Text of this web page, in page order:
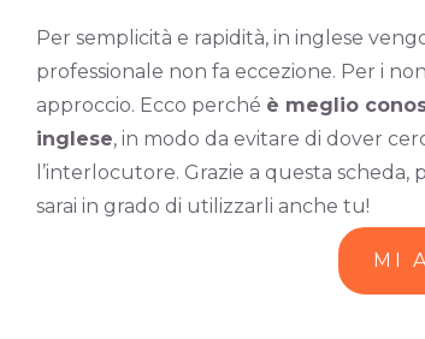
Per semplicità e rapidità, in inglese
professionale non fa eccezione. Per i
approccio. Ecco perché è meglio
inglese, in modo da evitare di dover
l’interlocutore. Grazie a questa
sarai in grado di utilizzarli anche tu!
MI